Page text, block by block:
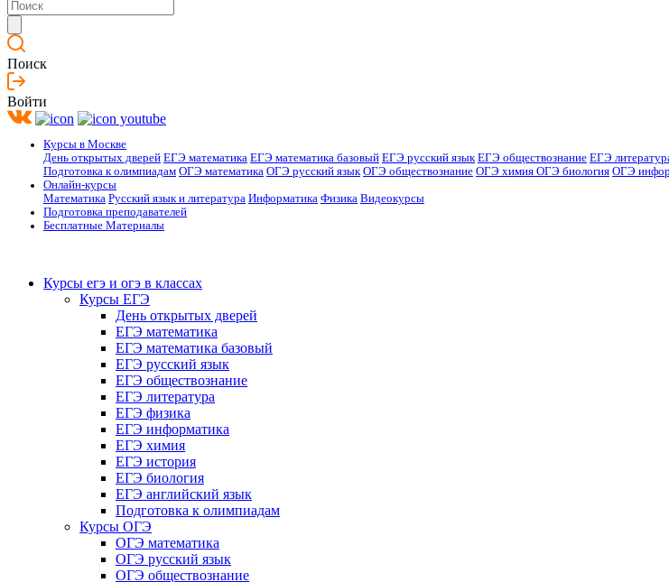
Поиск
Войти
Курсы в Москве
День открытых дверей ЕГЭ математика ЕГЭ математика базовый ЕГЭ русский язык ЕГЭ обществознание ЕГЭ
Подготовка к олимпиадам ОГЭ математика ОГЭ русский язык ОГЭ обществознание ОГЭ химия ОГЭ биология ОГЭ
Онлайн-курсы
Математика Русский язык и литература Информатика Физика Видеокурсы
Подготовка преподавателей
Бесплатные Материалы
Курсы егэ и огэ в классах
Курсы ЕГЭ
День открытых дверей
ЕГЭ математика
ЕГЭ математика базовый
ЕГЭ русский язык
ЕГЭ обществознание
ЕГЭ литература
ЕГЭ физика
ЕГЭ информатика
ЕГЭ химия
ЕГЭ история
ЕГЭ биология
ЕГЭ английский язык
Подготовка к олимпиадам
Курсы ОГЭ
ОГЭ математика
ОГЭ русский язык
ОГЭ обществознание